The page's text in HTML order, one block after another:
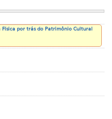
Física por trás do Patrimônio Cultural